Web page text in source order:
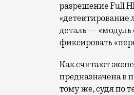
разрешение Full
«детектирование
деталь — «модуль
фиксировать
Как считают
предназначена в
тому же, судя по